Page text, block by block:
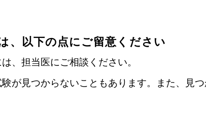
、以下の点にご留意ください
、担当医にご相談ください。
が見つからないこともあります。また、見